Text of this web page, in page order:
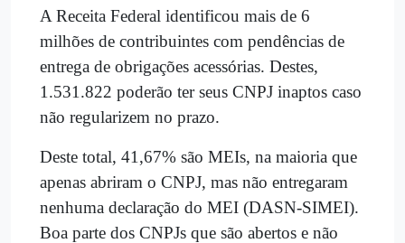
A Receita Federal identificou mais de 6
milhões de contribuintes com pendências de
entrega de obrigações acessórias. Destes,
1.531.822 poderão ter seus CNPJ inaptos caso
não regularizem no prazo.
Deste total, 41,67% são MEIs, na maioria que
apenas abriram o CNPJ, mas não entregaram
nenhuma declaração do MEI (DASN-SIMEI).
Boa parte dos CNPJs que são abertos e não